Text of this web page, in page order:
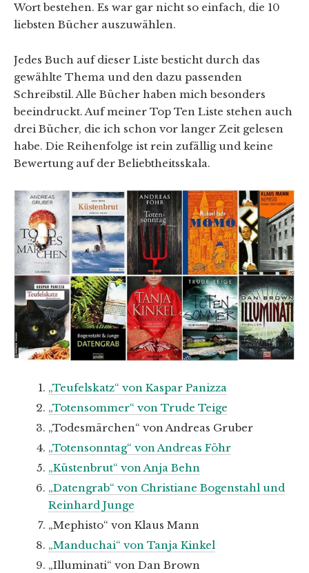
Wort bestehen. Es war gar nicht so einfach, die 10
liebsten Bücher auszuwählen.
Jedes Buch auf dieser Liste besticht durch das
gewählte Thema und den dazu passenden
Schreibstil. Alle Bücher haben mich besonders
beeindruckt. Auf meiner Top Ten Liste stehen auch
drei Bücher, die ich schon vor langer Zeit gelesen
habe. Die Reihenfolge ist rein zufällig und keine
Bewertung auf der Beliebtheitsskala.
„Teufelskatz“ von Kaspar Panizza
„Totensommer“ von Trude Teige
„Todesmärchen“ von Andreas Gruber
„Totensonntag“ von Andreas Föhr
„Küstenbrut“ von Anja Behn
„Datengrab“ von Christiane Bogenstahl und
Reinhard Junge
„Mephisto“ von Klaus Mann
„Manduchai“ von Tanja Kinkel
„Illuminati“ von Dan Brown